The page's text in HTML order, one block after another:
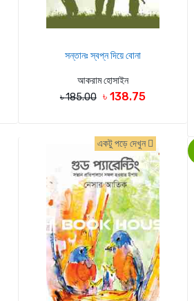
সন্তানঃ স্বপ্ন দিয়ে বোনা
আকরাম হোসাইন
৳ 185.00 ৳ 138.75
একটু পড়ে দেখুন